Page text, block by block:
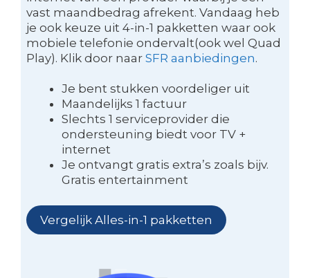
vast maandbedrag afrekent. Vandaag heb
je ook keuze uit 4-in-1 pakketten waar ook
mobiele telefonie ondervalt(ook wel Quad
Play). Klik door naar SFR aanbiedingen.
Je bent stukken voordeliger uit
Maandelijks 1 factuur
Slechts 1 serviceprovider die
ondersteuning biedt voor TV +
internet
Je ontvangt gratis extra’s zoals bijv.
Gratis entertainment
Vergelijk Alles-in-1 pakketten